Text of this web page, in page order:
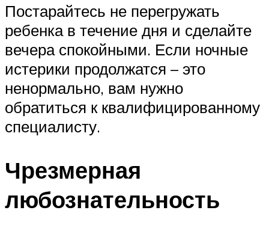
Постарайтесь не перегружать
ребенка в течение дня и сделайте
вечера спокойными. Если ночные
истерики продолжатся – это
ненормально, вам нужно
обратиться к квалифицированному
специалисту.
Чрезмерная
любознательность